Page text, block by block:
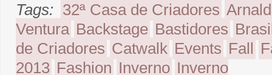
Tags: 32ª Casa de Criadores
Ventura Backstage Bastidores
de Criadores Catwalk Events Fall
2013 Fashion Inverno Inverno